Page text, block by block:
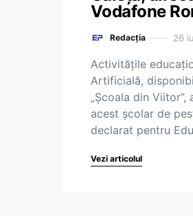
Vodafone
Redacția 26
Activitățile
Artificială,
„Școala din
acest școlar de
declarat pentru
Vezi articolul